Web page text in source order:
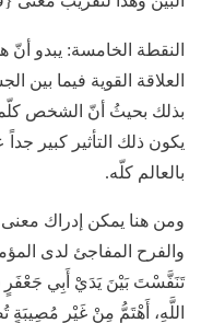
النقطة الخامسة: يبدو أنّ
العلاقة القوية فيما بين
بذلك بحيثُ أنّ الشخص كلّما
يكون ذلك التأثير كبير
بالعالم كلّه.
ومن هنا يمكن إدراك معنى
والفرح المفاجئ لدى
تَنَفَّسْتَ بَيْنَ يَدَيْ أَبِي جَعْفَرٍ
اللَّهِ، أَهْتَمُّ مِنْ غَيْرِ